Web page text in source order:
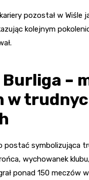
pozostał w Wiśle
kolejnym
–
w
postać symbolizująca
wychowanek
ponad 150 meczów